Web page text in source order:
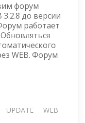
форум
3.2.8 до версии
работает
WEB. Форум
UPDATE WEB